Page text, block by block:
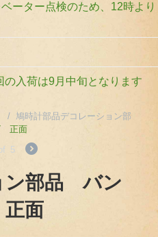
ーター点検のため、12時より
入荷は9月中旬となります
/ 鳩時計部品デコレーション部
正面
5
ン部品 バン
面